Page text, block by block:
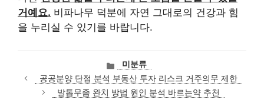
거예요. 비파나무 덕분에 자연 그대로의 건강과 힘
을 누리실 수 있기를 바랍니다.
카
테
고
리
미분류
공공분양 단점 분석 부동산 투자 리스크 거주의무 제한
발톱무좀 완치 방법 원인 분석 바르는약 추천